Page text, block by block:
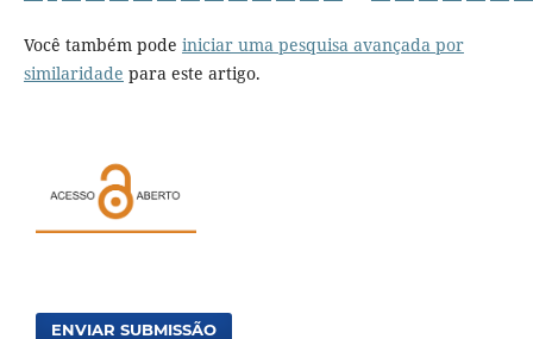
Você também pode iniciar uma pesquisa avançada por
similaridade para este artigo.
ENVIAR SUBMISSÃO